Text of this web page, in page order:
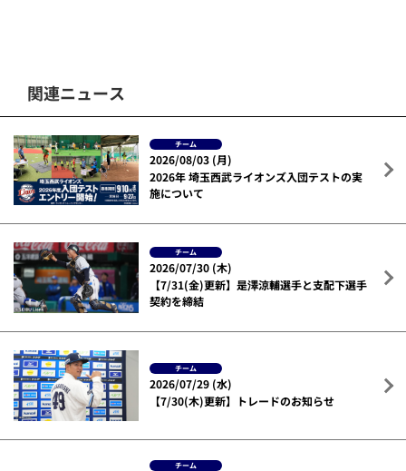
関連ニュース
チーム
2026/08/03 (月)
2026年 埼玉西武ライオンズ入団テストの実
施について
チーム
2026/07/30 (木)
【7/31(金)更新】是澤涼輔選手と支配下選手
契約を締結
チーム
2026/07/29 (水)
【7/30(木)更新】トレードのお知らせ
チーム